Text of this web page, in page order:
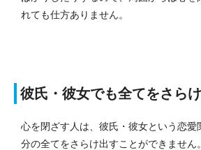
れても仕方ありません。
彼氏・彼女でも全てをさら
心を閉ざす人は、彼氏・彼女という恋愛
分の全てをさらけ出すことができません。